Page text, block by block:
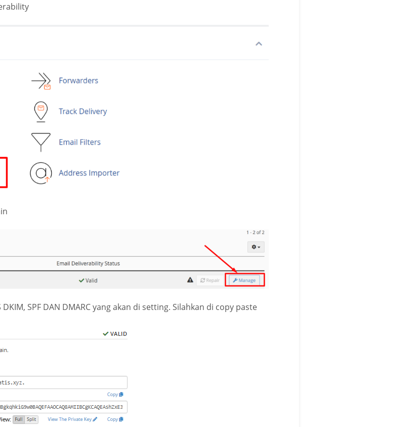
SPF DAN DMARC yang akan di setting. Silahkan di copy paste